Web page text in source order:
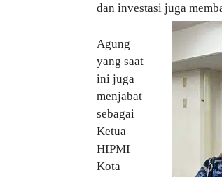
dan investasi juga
Agung
yang saat
ini juga
menjabat
sebagai
Ketua
HIPMI
Kota